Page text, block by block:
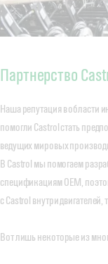
Партнерство
Наша репутация в области
помогли Castrol стать
ведущих мировых
В Castrol мы помогаем
спецификациям OEM,
с Castrol внутри
Вот лишь некоторые из